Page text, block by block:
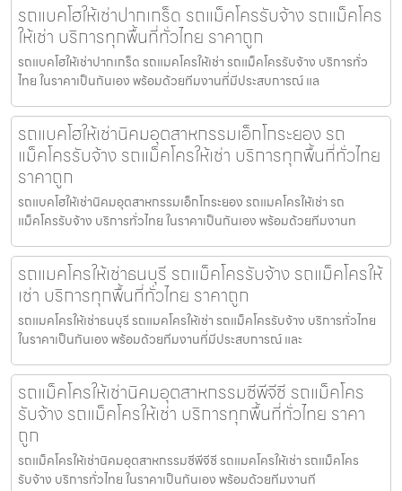
รถแบคโฮให้เช่าปากเกร็ด รถแม็คโครรับจ้าง รถแม็คโคร
ให้เช่า บริการทุกพื้นที่ทั่วไทย ราคาถูก
รถแบคโฮให้เช่าปากเกร็ด รถแมคโครให้เช่า รถแม็คโครรับจ้าง บริการทั่ว
ไทย ในราคาเป็นกันเอง พร้อมด้วยทีมงานที่มีประสบการณ์ แล
รถแบคโฮให้เช่านิคมอุตสาหกรรมเอ็กโกระยอง รถ
แม็คโครรับจ้าง รถแม็คโครให้เช่า บริการทุกพื้นที่ทั่วไทย
ราคาถูก
รถแบคโฮให้เช่านิคมอุตสาหกรรมเอ็กโกระยอง รถแมคโครให้เช่า รถ
แม็คโครรับจ้าง บริการทั่วไทย ในราคาเป็นกันเอง พร้อมด้วยทีมงานท
รถแมคโครให้เช่าธนบุรี รถแม็คโครรับจ้าง รถแม็คโครให้
เช่า บริการทุกพื้นที่ทั่วไทย ราคาถูก
รถแมคโครให้เช่าธนบุรี รถแมคโครให้เช่า รถแม็คโครรับจ้าง บริการทั่วไทย
ในราคาเป็นกันเอง พร้อมด้วยทีมงานที่มีประสบการณ์ และ
รถแม็คโครให้เช่านิคมอุตสาหกรรมซีพีจีซี รถแม็คโคร
รับจ้าง รถแม็คโครให้เช่า บริการทุกพื้นที่ทั่วไทย ราคา
ถูก
รถแม็คโครให้เช่านิคมอุตสาหกรรมซีพีจีซี รถแมคโครให้เช่า รถแม็คโคร
รับจ้าง บริการทั่วไทย ในราคาเป็นกันเอง พร้อมด้วยทีมงานที